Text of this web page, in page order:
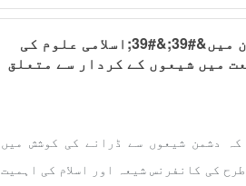
شیعوں کی پہچان میں&#39;&#39;اسلامی علوم کی
میں شیعوں کے کردار سے متعلق
دشمن شیعوں سے ڈرانے کی کوشش میں
کی کانفرنس شیعہ اور اسلام کی اہمیت